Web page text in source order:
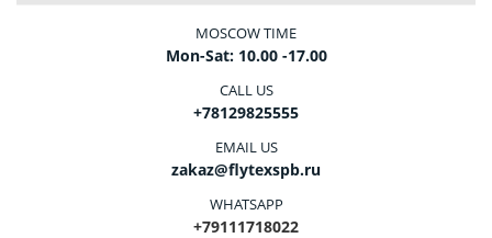
MOSCOW TIME
Mon-Sat: 10.00 -17.00
CALL US
+78129825555
EMAIL US
zakaz@flytexspb.ru
WHATSAPP
+79111718022